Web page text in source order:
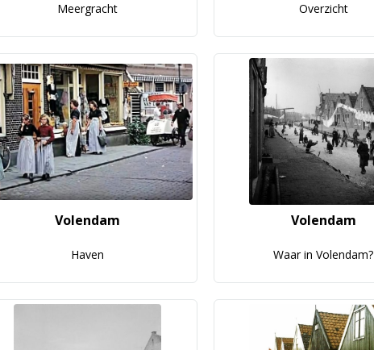
Meergracht Overzicht
Volendam
Haven
Volendam
Waar in Volendam?